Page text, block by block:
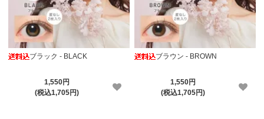
ブラック - BLACK
1,550円
(税込1,705円)
ブラウン - BROWN
1,550円
(税込1,705円)